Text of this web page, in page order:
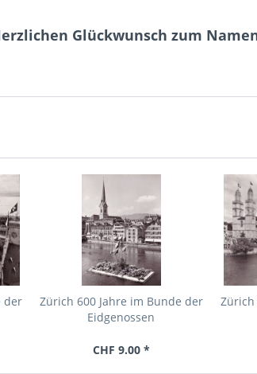
Glückwunsch zum
der
Zürich 600 Jahre im Bunde der
Eidgenossen
CHF 9.00 *
Zürich